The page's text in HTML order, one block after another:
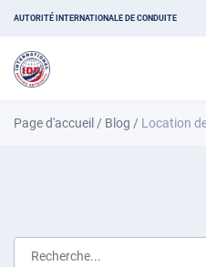
AUTORITÉ INTERNATIONALE DE CONDUITE
Page d'accueil / Blog / Location